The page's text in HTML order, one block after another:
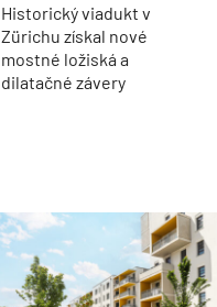
Historický viadukt v
Zürichu získal nové
mostné ložiská a
dilatačné závery